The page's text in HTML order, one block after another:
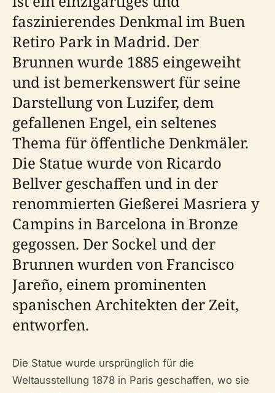
faszinierendes Denkmal im Buen
Retiro Park in Madrid. Der
Brunnen wurde 1885 eingeweiht
und ist bemerkenswert für seine
Darstellung von Luzifer, dem
gefallenen Engel, ein seltenes
Thema für öffentliche Denkmäler.
Die Statue wurde von Ricardo
Bellver geschaffen und in der
renommierten Gießerei Masriera y
Campins in Barcelona in Bronze
gegossen. Der Sockel und der
Brunnen wurden von Francisco
Jareño, einem prominenten
spanischen Architekten der Zeit,
entworfen.
Die Statue wurde ursprünglich für die
Weltausstellung 1878 in Paris geschaffen, wo sie